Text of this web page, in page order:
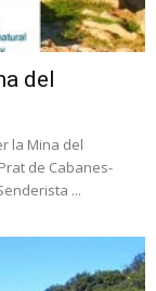
del
la Mina del
de Cabanes-
...